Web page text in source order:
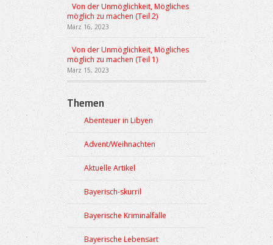
Von der Unmöglichkeit, Mögliches
möglich zu machen (Teil 2)
März 16, 2023
Von der Unmöglichkeit, Mögliches
möglich zu machen (Teil 1)
März 15, 2023
Themen
Abenteuer in Libyen
Advent/Weihnachten
Aktuelle Artikel
Bayerisch-skurril
Bayerische Kriminalfälle
Bayerische Lebensart